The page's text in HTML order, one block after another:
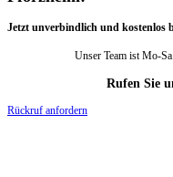
Jetzt unverbindlich und kostenlos
Unser Team ist Mo-
Rufen Sie
Rückruf anfordern